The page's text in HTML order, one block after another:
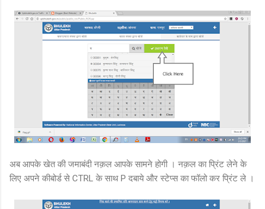
अब आपके खेत की जमाबंदी नक़ल आपके सामने होगी । नक़ल का प्रिंट लेने के
लिए अपने कीबोर्ड से CTRL के साथ P दबाये और स्टेप्स का फॉलो कर प्रिंट ले ।